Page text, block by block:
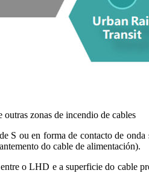
outras zonas de incendio de cables
S ou en forma de contacto de
do cable de alimentación).
o LHD e a superficie do cable